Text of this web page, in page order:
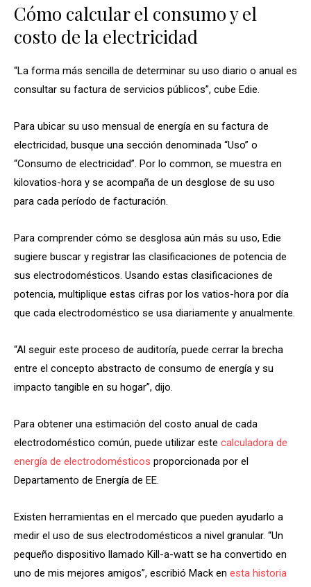
Cómo calcular el consumo y el
costo de la electricidad
“La forma más sencilla de determinar su uso diario o anual es
consultar su factura de servicios públicos”, cube Edie.
Para ubicar su uso mensual de energía en su factura de
electricidad, busque una sección denominada “Uso” o
“Consumo de electricidad”. Por lo common, se muestra en
kilovatios-hora y se acompaña de un desglose de su uso
para cada período de facturación.
Para comprender cómo se desglosa aún más su uso, Edie
sugiere buscar y registrar las clasificaciones de potencia de
sus electrodomésticos. Usando estas clasificaciones de
potencia, multiplique estas cifras por los vatios-hora por día
que cada electrodoméstico se usa diariamente y anualmente.
“Al seguir este proceso de auditoría, puede cerrar la brecha
entre el concepto abstracto de consumo de energía y su
impacto tangible en su hogar”, dijo.
Para obtener una estimación del costo anual de cada
electrodoméstico común, puede utilizar este calculadora de
energía de electrodomésticos proporcionada por el
Departamento de Energía de EE.
Existen herramientas en el mercado que pueden ayudarlo a
medir el uso de sus electrodomésticos a nivel granular. “Un
pequeño dispositivo llamado Kill-a-watt se ha convertido en
uno de mis mejores amigos”, escribió Mack en esta historia